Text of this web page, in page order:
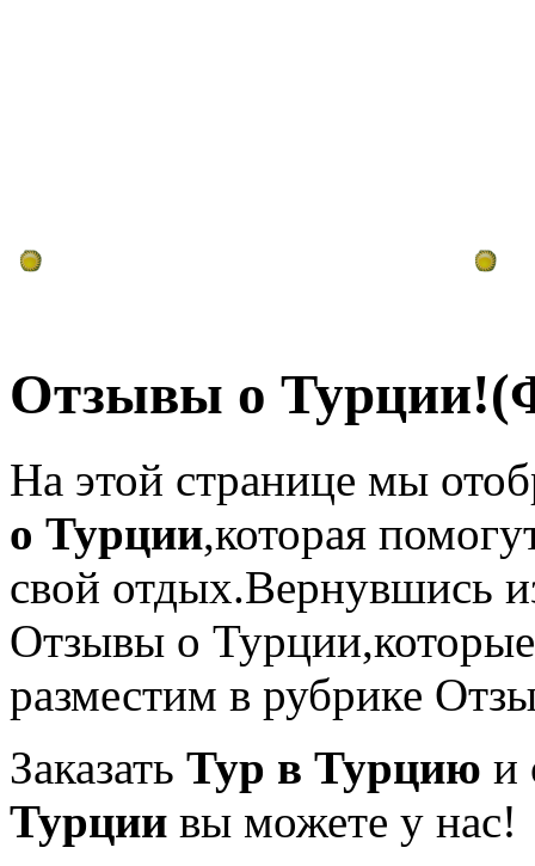
Отзывы о
На этой странице мы
о Турции,которая
свой отдых.Вернувшись
Отзывы о
разместим в рубрике
Заказать Тур в Турцию и
Турции вы можете у нас!